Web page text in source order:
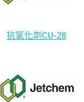
抗氧化劑CU-28